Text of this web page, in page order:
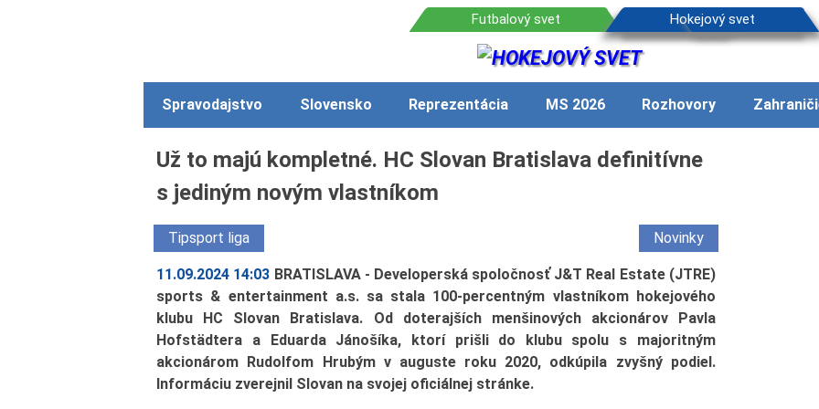
Spravodajstvo Slovensko Reprezentácia MS 2026 Rozhovory
Už to majú kompletné. HC Slovan Bratislava definitívne
s jediným novým vlastníkom
Tipsport liga Novinky
11.09.2024 14:03 BRATISLAVA - Developerská spoločnosť J&T Real Estate (JTRE)
sports & entertainment a.s. sa stala 100-percentným vlastníkom hokejového
klubu HC Slovan Bratislava. Od doterajších menšinových akcionárov Pavla
Hofstädtera a Eduarda Jánošíka, ktorí prišli do klubu spolu s majoritným
akcionárom Rudolfom Hrubým v auguste roku 2020, odkúpila zvyšný podiel.
Informáciu zverejnil Slovan na svojej oficiálnej stránke.